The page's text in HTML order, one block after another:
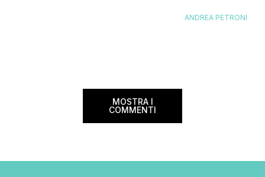
CopenPay ed è
ANDREA PETRONI
MOSTRA I
COMMENTI